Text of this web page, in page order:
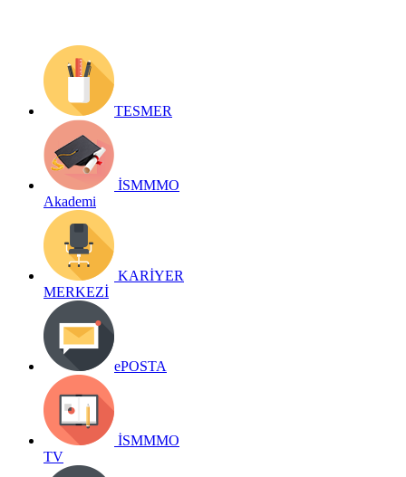
TESMER
İSMMMO
Akademi
KARİYER
MERKEZİ
ePOSTA
İSMMMO
TV